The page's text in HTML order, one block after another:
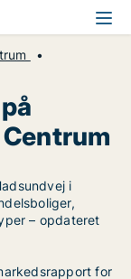
i
– opdateret
for